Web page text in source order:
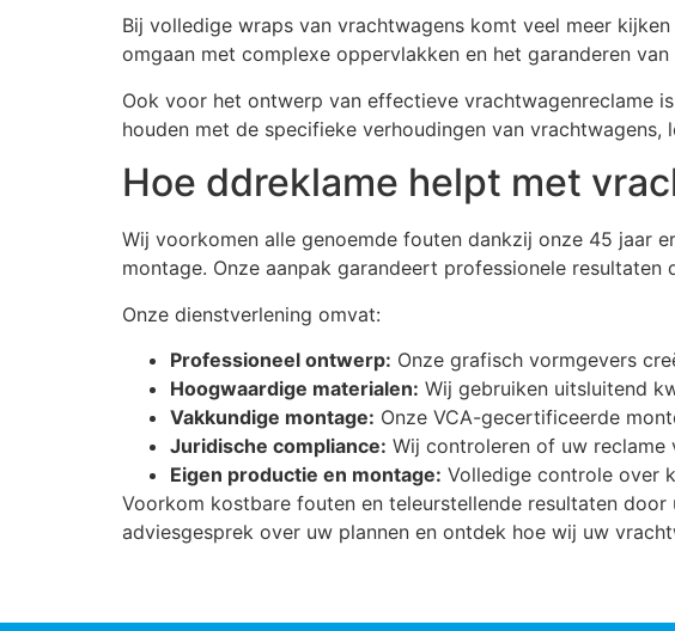
Bij volledige wraps van vrachtwagens komt veel meer
omgaan met complexe oppervlakken en het garanderen
Ook voor het ontwerp van effectieve vrachtwagenreclame
houden met de specifieke verhoudingen van
Hoe ddreklame helpt met
Wij voorkomen alle genoemde fouten dankzij onze 45 jaar
montage. Onze aanpak garandeert professionele resultaten
Onze dienstverlening omvat:
Professioneel ontwerp: Onze grafisch vormgevers
Hoogwaardige materialen: Wij gebruiken uitsluitend
Vakkundige montage: Onze VCA-gecertificeerde
Juridische compliance: Wij controleren of uw
Eigen productie en montage: Volledige controle over
Voorkom kostbare fouten en teleurstellende resultaten
adviesgesprek over uw plannen en ontdek hoe wij uw